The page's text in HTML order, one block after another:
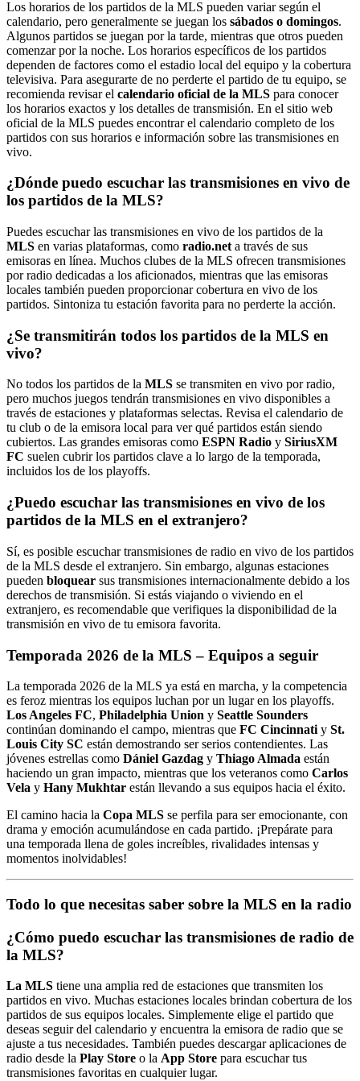
Los horarios de los partidos de la MLS pueden variar según el
calendario, pero generalmente se juegan los sábados o domingos.
Algunos partidos se juegan por la tarde, mientras que otros pueden
comenzar por la noche. Los horarios específicos de los partidos
dependen de factores como el estadio local del equipo y la cobertura
televisiva. Para asegurarte de no perderte el partido de tu equipo, se
recomienda revisar el calendario oficial de la MLS para conocer
los horarios exactos y los detalles de transmisión. En el sitio web
oficial de la MLS puedes encontrar el calendario completo de los
partidos con sus horarios e información sobre las transmisiones en
vivo.
¿Dónde puedo escuchar las transmisiones en vivo de
los partidos de la MLS?
Puedes escuchar las transmisiones en vivo de los partidos de la
MLS en varias plataformas, como radio.net a través de sus
emisoras en línea. Muchos clubes de la MLS ofrecen transmisiones
por radio dedicadas a los aficionados, mientras que las emisoras
locales también pueden proporcionar cobertura en vivo de los
partidos. Sintoniza tu estación favorita para no perderte la acción.
¿Se transmitirán todos los partidos de la MLS en
vivo?
No todos los partidos de la MLS se transmiten en vivo por radio,
pero muchos juegos tendrán transmisiones en vivo disponibles a
través de estaciones y plataformas selectas. Revisa el calendario de
tu club o de la emisora local para ver qué partidos están siendo
cubiertos. Las grandes emisoras como ESPN Radio y SiriusXM
FC suelen cubrir los partidos clave a lo largo de la temporada,
incluidos los de los playoffs.
¿Puedo escuchar las transmisiones en vivo de los
partidos de la MLS en el extranjero?
Sí, es posible escuchar transmisiones de radio en vivo de los partidos
de la MLS desde el extranjero. Sin embargo, algunas estaciones
pueden bloquear sus transmisiones internacionalmente debido a los
derechos de transmisión. Si estás viajando o viviendo en el
extranjero, es recomendable que verifiques la disponibilidad de la
transmisión en vivo de tu emisora favorita.
Temporada 2026 de la MLS – Equipos a seguir
La temporada 2026 de la MLS ya está en marcha, y la competencia
es feroz mientras los equipos luchan por un lugar en los playoffs.
Los Angeles FC, Philadelphia Union y Seattle Sounders
continúan dominando el campo, mientras que FC Cincinnati y St.
Louis City SC están demostrando ser serios contendientes. Las
jóvenes estrellas como Dániel Gazdag y Thiago Almada están
haciendo un gran impacto, mientras que los veteranos como Carlos
Vela y Hany Mukhtar están llevando a sus equipos hacia el éxito.
El camino hacia la Copa MLS se perfila para ser emocionante, con
drama y emoción acumulándose en cada partido. ¡Prepárate para
una temporada llena de goles increíbles, rivalidades intensas y
momentos inolvidables!
Todo lo que necesitas saber sobre la MLS en la radio
¿Cómo puedo escuchar las transmisiones de radio de
la MLS?
La MLS tiene una amplia red de estaciones que transmiten los
partidos en vivo. Muchas estaciones locales brindan cobertura de los
partidos de sus equipos locales. Simplemente elige el partido que
deseas seguir del calendario y encuentra la emisora de radio que se
ajuste a tus necesidades. También puedes descargar aplicaciones de
radio desde la Play Store o la App Store para escuchar tus
transmisiones favoritas en cualquier lugar.